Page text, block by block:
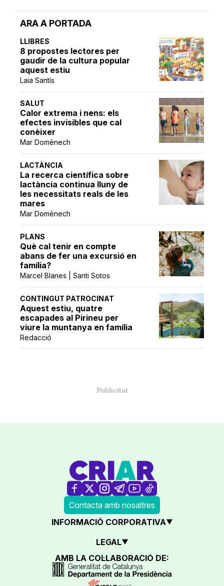
ARA A PORTADA
LLIBRES
8 propostes lectores per
gaudir de la cultura popular
aquest estiu
Laia Santís
SALUT
Calor extrema i nens: els
efectes invisibles que cal
conèixer
Mar Domènech
LACTÀNCIA
La recerca científica sobre
lactància continua lluny de
les necessitats reals de les
mares
Mar Domènech
PLANS
Què cal tenir en compte
abans de fer una excursió en
família?
Marcel Blanes | Santi Sotos
CONTINGUT PATROCINAT
Aquest estiu, quatre
escapades al Pirineu per
viure la muntanya en família
Redacció
Contacta amb nosaltres
INFORMACIÓ CORPORATIVA
LEGAL
AMB LA COL·LABORACIÓ DE: